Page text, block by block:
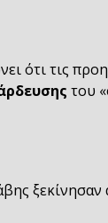
ότι τις
του
ξεκίνησαν